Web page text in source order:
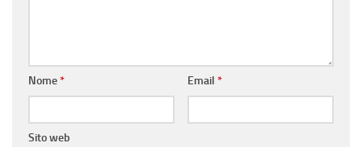
Nome* Email *
Sito web